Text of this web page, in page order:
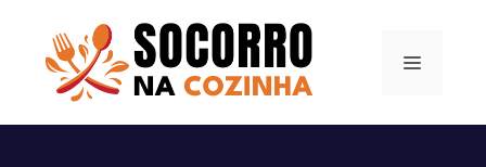
conteúdo
Menu